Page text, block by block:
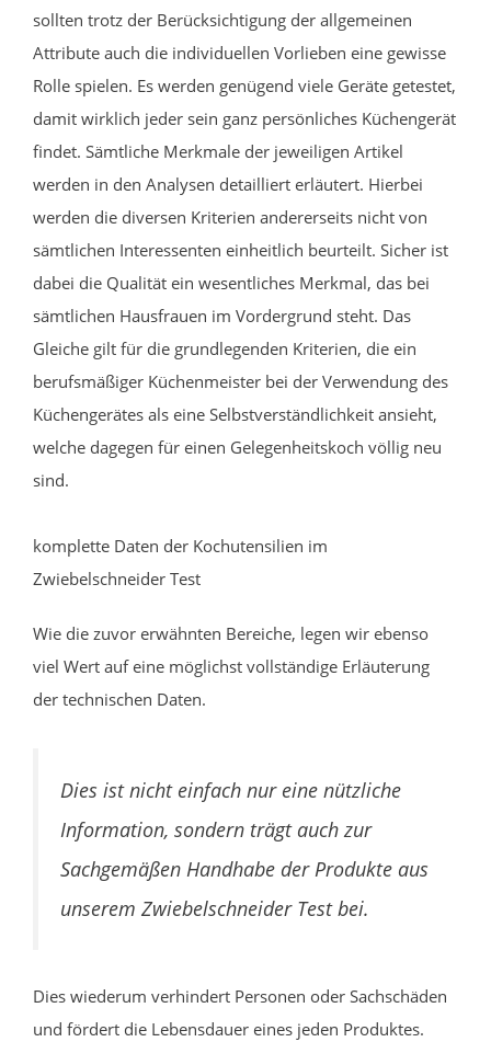
sollten trotz der Berücksichtigung der allgemeinen
Attribute auch die individuellen Vorlieben eine gewisse
Rolle spielen. Es werden genügend viele Geräte getestet,
damit wirklich jeder sein ganz persönliches Küchengerät
findet. Sämtliche Merkmale der jeweiligen Artikel
werden in den Analysen detailliert erläutert. Hierbei
werden die diversen Kriterien andererseits nicht von
sämtlichen Interessenten einheitlich beurteilt. Sicher ist
dabei die Qualität ein wesentliches Merkmal, das bei
sämtlichen Hausfrauen im Vordergrund steht. Das
Gleiche gilt für die grundlegenden Kriterien, die ein
berufsmäßiger Küchenmeister bei der Verwendung des
Küchengerätes als eine Selbstverständlichkeit ansieht,
welche dagegen für einen Gelegenheitskoch völlig neu
sind.
komplette Daten der Kochutensilien im
Zwiebelschneider Test
Wie die zuvor erwähnten Bereiche, legen wir ebenso
viel Wert auf eine möglichst vollständige Erläuterung
der technischen Daten.
Dies ist nicht einfach nur eine nützliche
Information, sondern trägt auch zur
Sachgemäßen Handhabe der Produkte aus
unserem Zwiebelschneider Test bei.
Dies wiederum verhindert Personen oder Sachschäden
und fördert die Lebensdauer eines jeden Produktes.